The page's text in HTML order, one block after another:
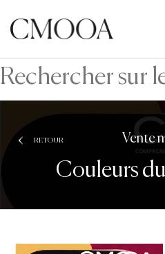
contenu
principal
RETOUR Vente
Couleurs